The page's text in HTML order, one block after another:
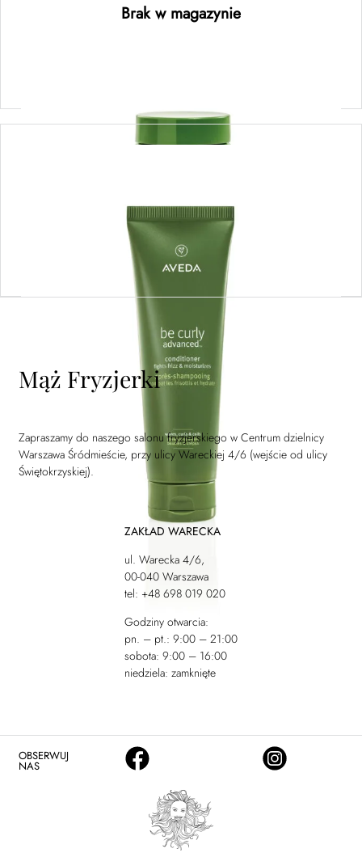
Brak w magazynie
Dowiedz się więcej
Mąż Fryzjerki
Zapraszamy do naszego salonu fryzjerskiego w Centrum dzielnicy
Warszawa Śródmieście, przy ulicy Wareckiej 4/6 (wejście od ulicy
Świętokrzyskiej).
ZAKŁAD WARECKA
ul. Warecka 4/6,
00-040 Warszawa
tel: +48 698 019 020
Godziny otwarcia:
pn. – pt.: 9:00 – 21:00
sobota: 9:00 – 16:00
niedziela: zamknięte
OBSERWUJ
NAS